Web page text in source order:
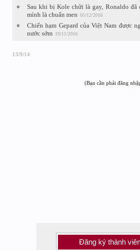
Sau khi bị Kole chửi là gay, Ronaldo đã
mình là chuẩn men 05/12/2016
Chiến hạm Gepard của Việt Nam được
nước sớm 19/11/2016
13/9/14
(Bạn cần phải đăng
Đăng ký thành